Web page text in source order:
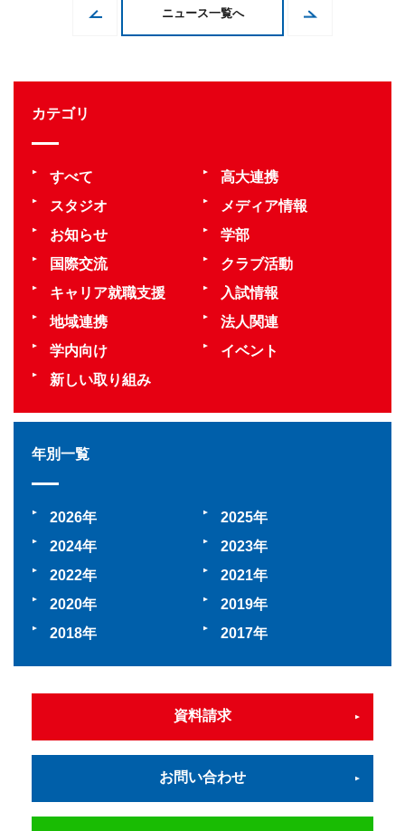
ニュース一覧へ
カテゴリ
すべて
高大連携
スタジオ
メディア情報
お知らせ
学部
国際交流
クラブ活動
キャリア就職支援
入試情報
地域連携
法人関連
学内向け
イベント
新しい取り組み
年別一覧
2026
2025
2024
2023
2022
2021
2020
2019
2018
2017
資料請求
お問い合わせ